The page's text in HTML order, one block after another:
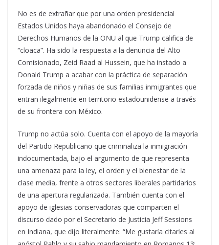
No es de extrañar que por una orden presidencial
Estados Unidos haya abandonado el Consejo de
Derechos Humanos de la ONU al que Trump califica de
“cloaca”. Ha sido la respuesta a la denuncia del Alto
Comisionado, Zeid Raad al Hussein, que ha instado a
Donald Trump a acabar con la práctica de separación
forzada de niños y niñas de sus familias inmigrantes que
entran ilegalmente en territorio estadounidense a través
de su frontera con México.
Trump no actúa solo. Cuenta con el apoyo de la mayoría
del Partido Republicano que criminaliza la inmigración
indocumentada, bajo el argumento de que representa
una amenaza para la ley, el orden y el bienestar de la
clase media, frente a otros sectores liberales partidarios
de una apertura regularizada. También cuenta con el
apoyo de iglesias conservadoras que comparten el
discurso dado por el Secretario de Justicia Jeff Sessions
en Indiana, que dijo literalmente: “Me gustaría citarles al